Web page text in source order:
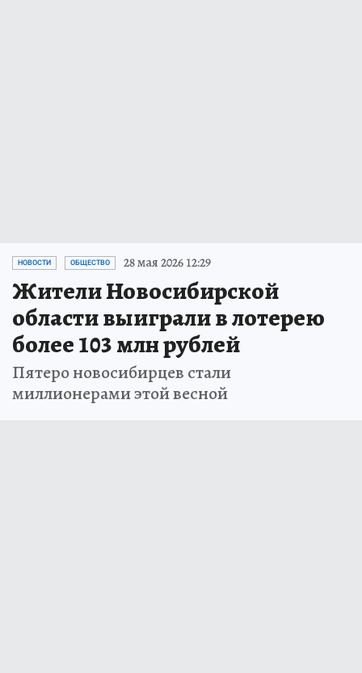
НОВОСТИ ОБЩЕСТВО 28 мая 2026 12:29
Жители Новосибирской
области выиграли в лотерею
более 103 млн рублей
Пятеро новосибирцев стали
миллионерами этой весной